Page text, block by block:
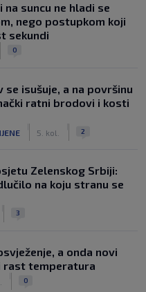
suncu ne hladi se
nego postupkom koji
sekundi
0
se isušuje, a na površinu
ratni brodovi i kosti
5. kol. 2
Zelenskog Srbiji:
na koju stranu se
3
a onda novi
rast temperatura
0